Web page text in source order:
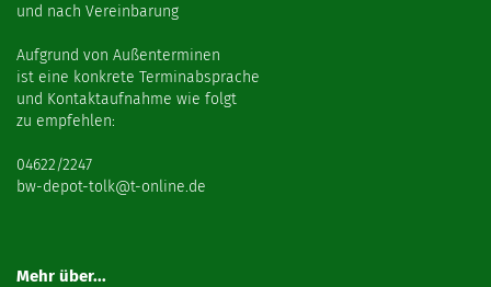
und nach Vereinbarung
Aufgrund von Außenterminen
ist eine konkrete Terminabsprache
und Kontaktaufnahme wie folgt
zu empfehlen:
04622/2247
bw-depot-tolk@t-online.de
Mehr über...